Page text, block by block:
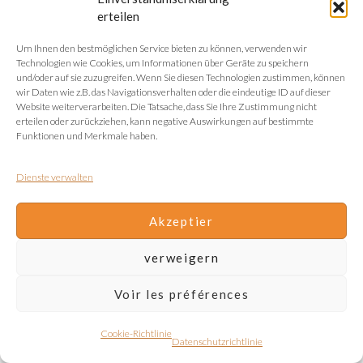
erteilen
Um Ihnen den bestmöglichen Service bieten zu können, verwenden wir
Technologien wie Cookies, um Informationen über Geräte zu speichern
und/oder auf sie zuzugreifen. Wenn Sie diesen Technologien zustimmen, können
wir Daten wie z.B. das Navigationsverhalten oder die eindeutige ID auf dieser
Website weiterverarbeiten. Die Tatsache, dass Sie Ihre Zustimmung nicht
erteilen oder zurückziehen, kann negative Auswirkungen auf bestimmte
Funktionen und Merkmale haben.
Dienste verwalten
Akzeptier
verweigern
Voir les préférences
Cookie-Richtlinie
Datenschutzrichtlinie